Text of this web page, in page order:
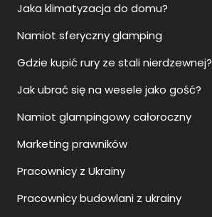
Jaka klimatyzacja do domu?
Namiot sferyczny glamping
Gdzie kupić rury ze stali nierdzewnej?
Jak ubrać się na wesele jako gość?
Namiot glampingowy całoroczny
Marketing prawników
Pracownicy z Ukrainy
Pracownicy budowlani z ukrainy